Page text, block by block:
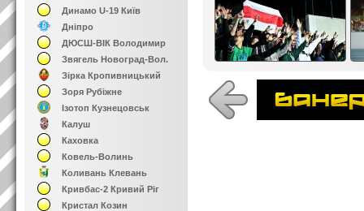
Динамо U-19 Київ
Дніпро
ДЮСШ-ВІК Володимир
Звягель Новоград-Вол.
Зірка Кропивницький
Зоря Рубіжне
Ізотоп Кузнецовськ
Калуш
Каховка
Ковель-Волинь
Коливань Клевань
Кривбас-2 Кривий Ріг
Кристал Козин